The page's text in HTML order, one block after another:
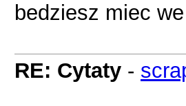
bedziesz miec
RE: Cytaty -